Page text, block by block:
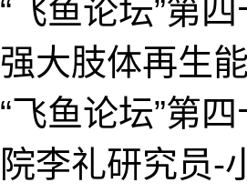
“飞鱼论坛”第
强大肢体再生
“飞鱼论坛”第
院李礼研究员-